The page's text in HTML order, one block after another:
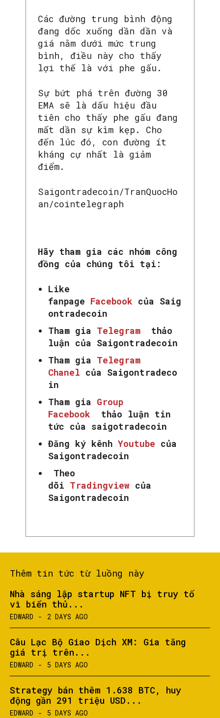
Các đường trung bình động
đang dốc xuống dần dần và
giá nằm dưới mức trung
bình, điều này cho thấy
lợi thế là với phe gấu.
Sự bứt phá trên đường 30
EMA sẽ là dấu hiệu đầu
tiên cho thấy phe gấu đang
mất dần sự kìm kẹp. Cho
đến lúc đó, con đường ít
kháng cự nhất là giảm
điểm.
Saigontradecoin/TranQuocHo
an/cointelegraph
Hãy tham gia các nhóm công
đồng của chúng tôi tại:
Like
fanpage Facebook của Saig
ontradecoin
Tham gia Telegram
thảo
luận của Saigontradecoin
Tham gia Telegram
Chanel của Saigontradeco
in
Tham gia Group
Facebook
thảo luận tin
tức của saigotradecoin
Đăng ký kênh Youtube của
Saigontradecoin
Theo
dõi Tradingview của
Saigontradecoin
Thêm tin tức từ luồng này
Nhà sáng lập startup NFT bị truy tố
vì biển thủ...
EDWARD - 2 DAYS AGO
Câu Lạc Bộ Giao Dịch XM: Gia tăng
giá trị trên...
EDWARD - 5 DAYS AGO
Strategy bán thêm 1.638 BTC, huy
động gần 291 triệu USD...
EDWARD - 5 DAYS AGO